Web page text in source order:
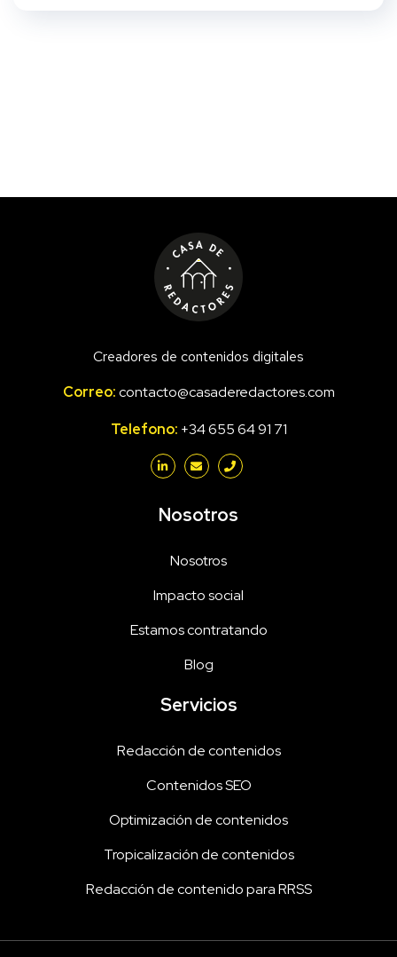
Creadores de contenidos digitales
Correo:contacto@casaderedactores.com
Telefono: +34 655 64 91 71
Nosotros
Nosotros
Impacto social
Estamos contratando
Blog
Servicios
Redacción de contenidos
Contenidos SEO
Optimización de contenidos
Tropicalización de contenidos
Redacción de contenido para RRSS